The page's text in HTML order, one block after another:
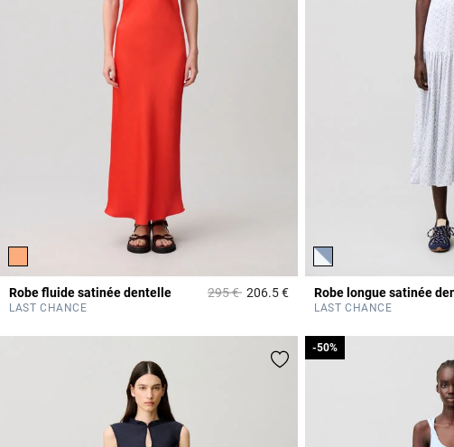
Robe fluide satinée dentelle Prix réduit à partir de
295 €à206.5 €5 out of 5 Customer Rating
LAST CHANCE
Robe longue satinée
LAST CHANCE
-50%
-50%